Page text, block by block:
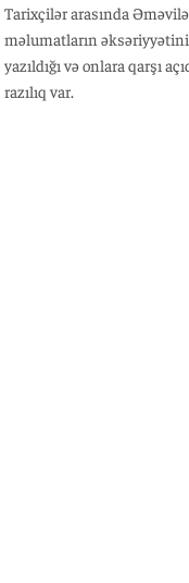
Tarixçilər arasında
məlumatların
yazıldığı və onlara qarşı
razılıq var.